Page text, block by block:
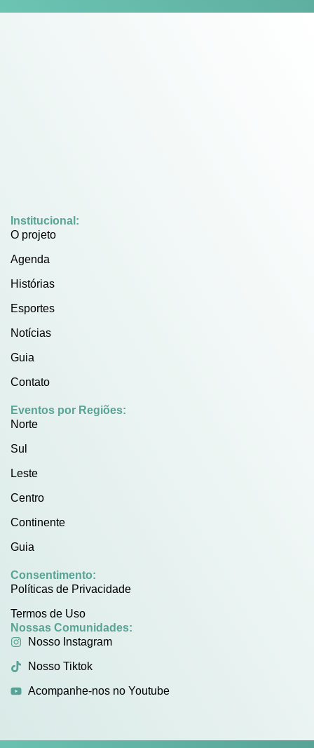
Institucional:
O projeto
Agenda
Histórias
Esportes
Notícias
Guia
Contato
Eventos por Regiões:
Norte
Sul
Leste
Centro
Continente
Guia
Consentimento:
Políticas de Privacidade
Termos de Uso
Nossas Comunidades:
Nosso Instagram
Nosso Tiktok
Acompanhe-nos no Youtube